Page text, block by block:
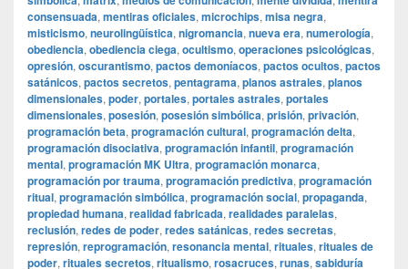
consensuada, mentiras oficiales, microchips, misa negra,
misticismo, neurolingüística, nigromancia, nueva era, numerología,
obediencia, obediencia ciega, ocultismo, operaciones psicológicas,
opresión, oscurantismo, pactos demoníacos, pactos ocultos, pactos
satánicos, pactos secretos, pentagrama, planos astrales, planos
dimensionales, poder, portales, portales astrales, portales
dimensionales, posesión, posesión simbólica, prisión, privación,
programación beta, programación cultural, programación delta,
programación disociativa, programación infantil, programación
mental, programación MK Ultra, programación monarca,
programación por trauma, programación predictiva, programación
ritual, programación simbólica, programación social, propaganda,
propiedad humana, realidad fabricada, realidades paralelas,
reclusión, redes de poder, redes satánicas, redes secretas,
represión, reprogramación, resonancia mental, rituales, rituales de
poder, rituales secretos, ritualismo, rosacruces, runas, sabiduría